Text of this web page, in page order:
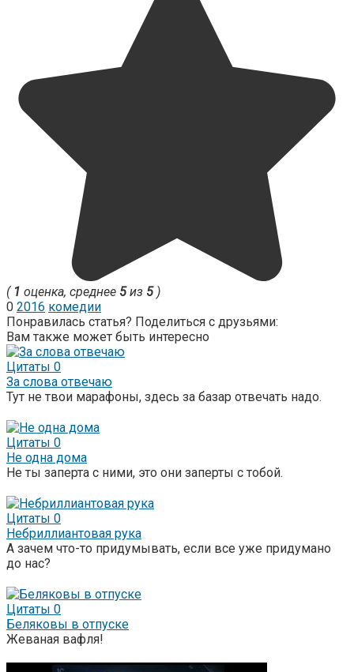
( 1 оценка, среднее 5из 5)
0 2016 комедии
Понравилась статья? Поделиться с друзьями:
Вам также может быть интересно
Цитаты 0
За слова отвечаю
Тут не твои марафоны, здесь за базар отвечать надо.
Цитаты 0
Не одна дома
Не ты заперта с ними, это они заперты с тобой.
Цитаты 0
Небриллиантовая рука
А зачем что-то придумывать, если все уже придумано
до нас?
Цитаты 0
Беляковы в отпуске
Жеваная вафля!